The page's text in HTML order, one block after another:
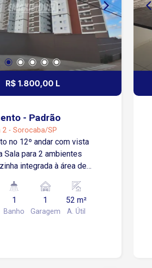
R$ 1.800,00 L
- Padrão
2 - Sorocaba/SP
no 12º andar com vista
integrada à área de
descoberta
5 minutos da
1
Banho
1
Garagem
52 m²
A. Útil